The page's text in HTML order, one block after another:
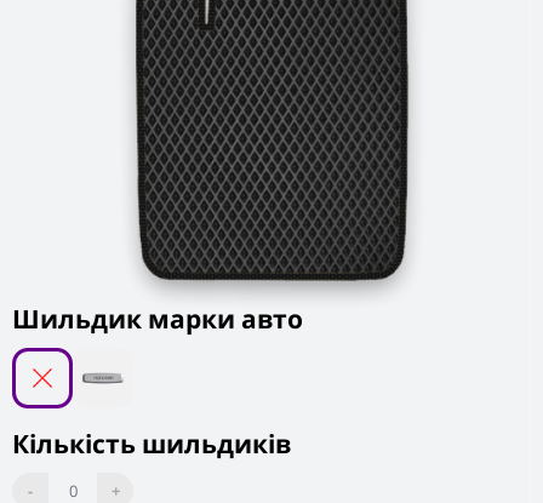
Шильдик марки авто
Кількість шильдиків
- 0 +